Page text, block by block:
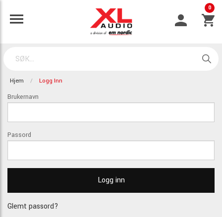
0
Hjem Logg Inn
Brukernavn
Passord
Glemt passord?